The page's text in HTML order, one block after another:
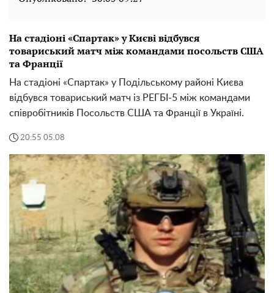
На стадіоні «Спартак» у Києві відбувся
товариський матч між командами посольств США
та Франції
На стадіоні «Спартак» у Подільському районі Києва
відбувся товариський матч із РЕГБІ-5 між командами
співробітників Посольств США та Франції в Україні.
20:55 05.08